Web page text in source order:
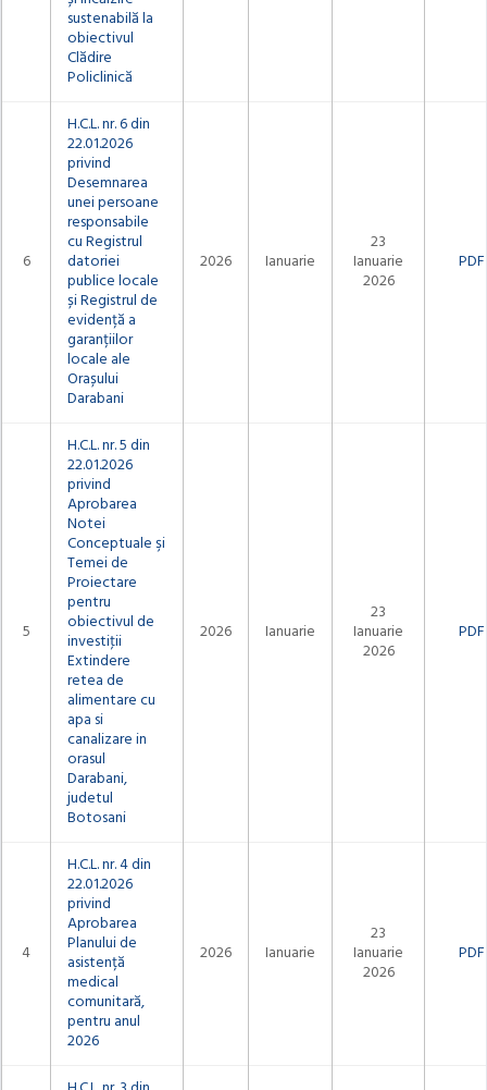
sustenabilă la
obiectivul
Clădire
Policlinică
6
H.C.L. nr. 6 din
22.01.2026
privind
Desemnarea
unei persoane
responsabile
cu Registrul
datoriei
publice locale
și Registrul de
evidență a
garanțiilor
locale ale
Orașului
Darabani
2026 Ianuarie
23
Ianuarie
2026
PDF
5
H.C.L. nr. 5 din
22.01.2026
privind
Aprobarea
Notei
Conceptuale şi
Temei de
Proiectare
pentru
obiectivul de
investiţii
Extindere
retea de
alimentare cu
apa si
canalizare in
orasul
Darabani,
judetul
Botosani
2026 Ianuarie
23
Ianuarie
2026
PDF
4
H.C.L. nr. 4 din
22.01.2026
privind
Aprobarea
Planului de
asistență
medical
comunitară,
pentru anul
2026
2026 Ianuarie
23
Ianuarie
2026
PDF